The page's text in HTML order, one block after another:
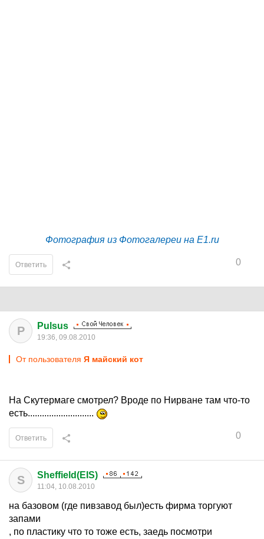
Фотография из Фотогалереи на E1.ru
0
Ответить
P Pulsus
19:36, 09.08.2010
От пользователя Я майский кот
На Скутермаге смотрел? Вроде по Нирване там что-то
есть............................
0
Ответить
S Sheffield(EIS)
11:04, 10.08.2010
на базовом (где пивзавод был)есть фирма торгуют
запами
, по пластику что то тоже есть, заедь посмотри